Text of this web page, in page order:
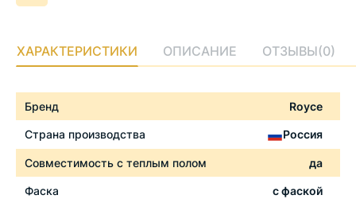
в
желаемого
ХАРАКТЕРИСТИКИ ОПИСАНИЕ ОТЗЫВЫ(0)
Характеристики
Бренд Royce
Страна производства Россия
Совместимость с теплым полом да
Фаска с фаской